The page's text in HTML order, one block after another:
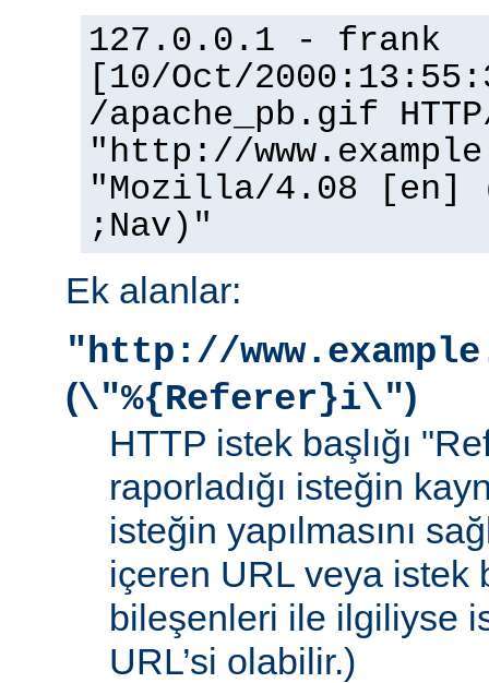
127.0.0.1 - frank
[10/Oct/
/apache_pb.gif
"http://
"Mozilla/4.08 [en]
;Nav)"
Ek alanlar:
"http://
(\"%{Referer}i\")
HTTP istek başlığı
raporladığı isteğin
isteğin yapılmasını
içeren URL veya istek
bileşenleri ile ilgiliyse
URL’si olabilir.)